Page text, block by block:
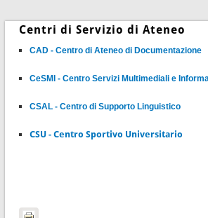
Centri di Servizio di Ateneo
CAD - Centro di Ateneo di Documentazione
CeSMI - Centro Servizi Multimediali e
CSAL - Centro di Supporto Linguistico
CSU - Centro Sportivo Universitario